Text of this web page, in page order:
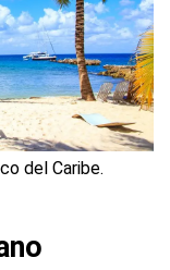
del Caribe.